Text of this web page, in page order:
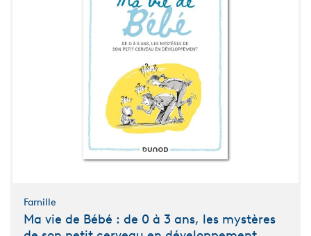
Famille
Ma vie de Bébé : de 0 à 3 ans, les mystères